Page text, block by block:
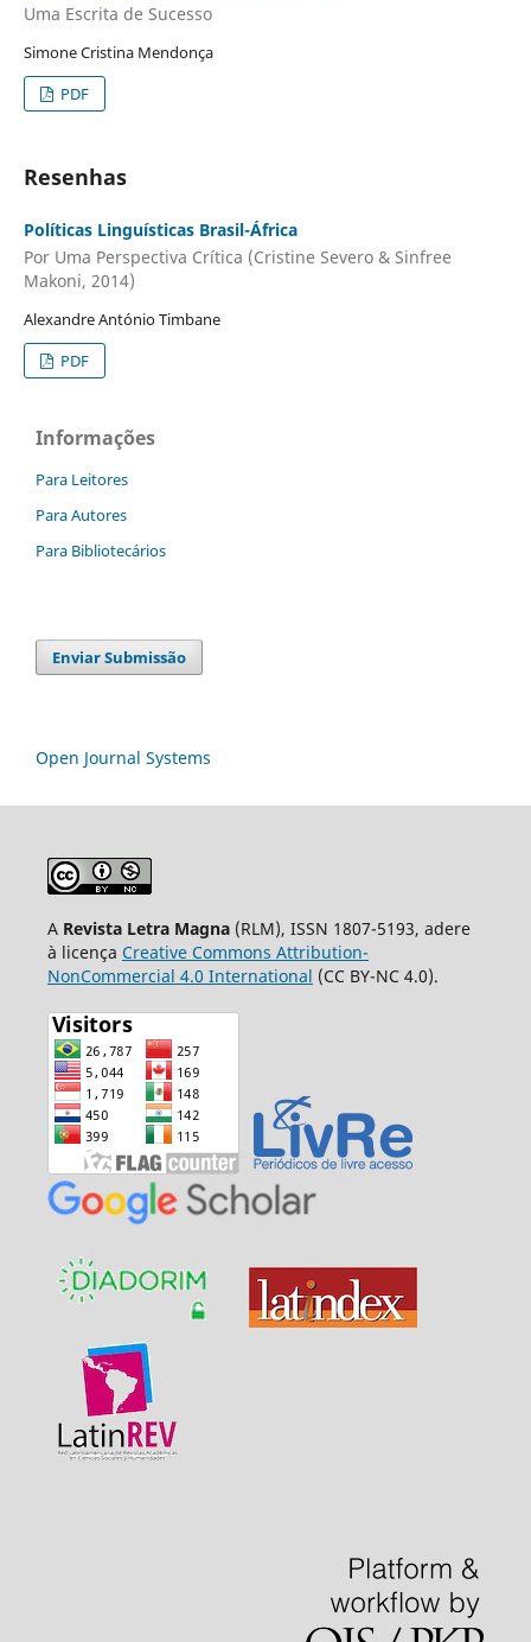
Uma Escrita de Sucesso
Simone Cristina Mendonça
PDF
Resenhas
Políticas Linguísticas Brasil-África
Por Uma Perspectiva Crítica (Cristine Severo & Sinfree
Makoni, 2014)
Alexandre António Timbane
PDF
Informações
Para Leitores
Para Autores
Para Bibliotecários
Enviar Submissão
Open Journal Systems
ARevista Letra Magna (RLM), ISSN 1807-5193, adere
à licença Creative Commons Attribution-
NonCommercial 4.0 International (CC BY-NC 4.0).